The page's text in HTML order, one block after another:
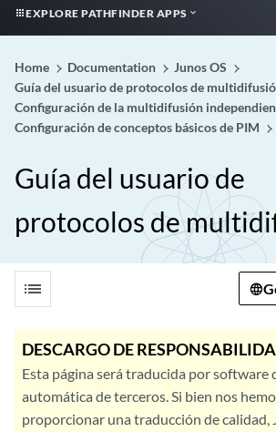
EXPLORE PATHFINDER APPS
Home Documentation
Junos OS
Guía del usuario de protocolos de
Configuración de la multidifusión
Configuración de conceptos básicos de PIM
Guía del usuario de
protocolos de
list
DESCARGO DE
Esta página será traducida por software
automática de terceros. Si bien nos
proporcionar una traducción de